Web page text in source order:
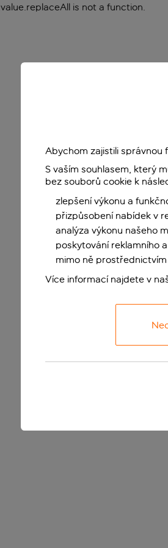
is not a function.
Abychom zajistili správnou
S vaším souhlasem, který
bez souborů cookie k
zlepšení výkonu a
přizpůsobení nabídek v
analýza výkonu našeho
poskytování reklamního
mimo ně
Více informací najdete v